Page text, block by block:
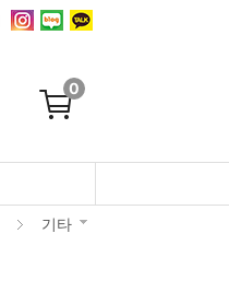
0
기타